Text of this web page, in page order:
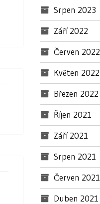
Srpen 2023
Září 2022
Červen 2022
Květen 2022
Březen 2022
Říjen 2021
Září 2021
Srpen 2021
Červen 2021
Duben 2021